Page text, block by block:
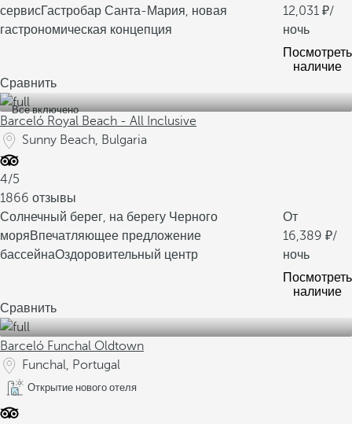
сервисГастробар Санта-Мария, новая
гастрономическая концепция
12,031
/
ночь
Посмотреть
наличие
Сравнить
Все включено
Barceló Royal Beach - All Inclusive
Sunny Beach, Bulgaria
4/5
1866 отзывы
Солнечный берег, на берегу Черного
моряВпечатляющее предложение
бассейнаОздоровительный центр
От
16,389
/
ночь
Посмотреть
наличие
Сравнить
Barceló Funchal Oldtown
Funchal, Portugal
Открытие нового отеля